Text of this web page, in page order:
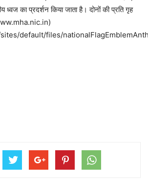
का प्रदर्शन किया जाता है। दोनों की प्रति गृह
default/files/